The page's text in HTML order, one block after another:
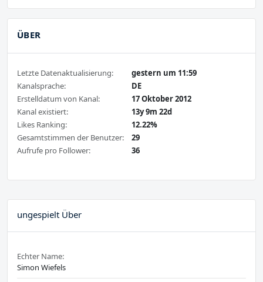
ÜBER
Letzte Datenaktualisierung:
gestern um 11:59
Kanalsprache:
DE
Erstelldatum von Kanal:
17 Oktober 2012
Kanal existiert:
13y 9m 22d
Likes Ranking:
12.22%
Gesamtstimmen der Benutzer:
29
Aufrufe pro Follower:
36
ungespielt Über
Echter Name:
Simon Wiefels